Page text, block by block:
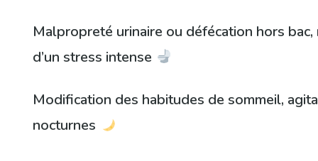
Malpropreté urinaire ou défécation hors
d’un stress intense
Modification des habitudes de sommeil,
nocturnes